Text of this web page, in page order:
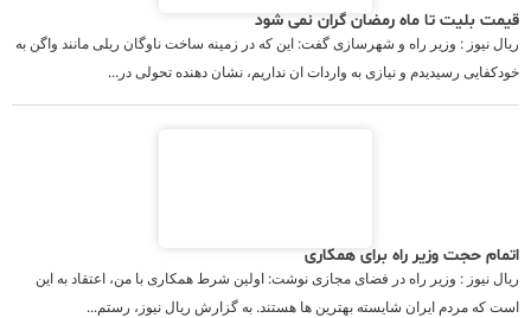
قیمت بلیت تا ماه رمضان گران نمی شود
ریال نیوز : وزیر راه و شهرسازی گفت: این که در زمینه ساخت ناوگان ریلی مانند واگن به
خودکفایی رسیدیدم و نیازی به واردات ان نداریم، نشان دهنده تحولی در...
اتمام حجت وزیر راه برای همکاری
ریال نیوز : وزیر راه در فضای مجازی نوشت: اولین شرط همکاری با من، اعتقاد به این
است که مردم ایران شایسته بهترین ها هستند. به گزارش ریال نیوز، رستم...